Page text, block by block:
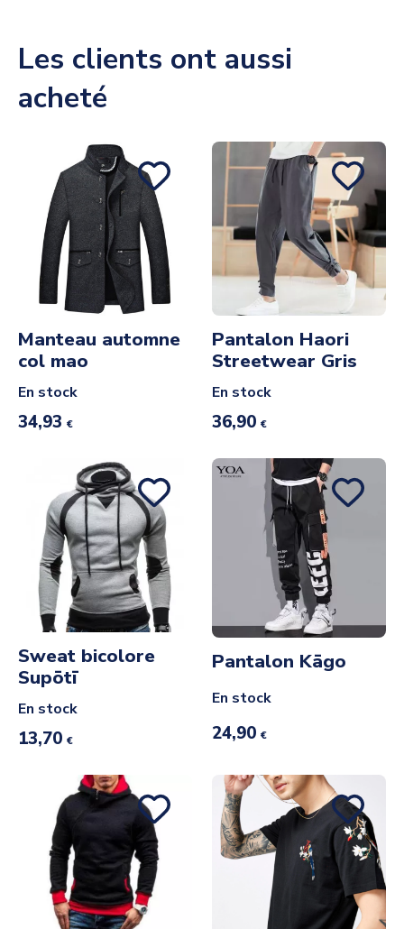
Les clients ont aussi
acheté
Manteau automne
col mao
En stock
34,93 €
Pantalon Haori
Streetwear Gris
En stock
36,90 €
Sweat bicolore
Supōtī
En stock
13,70 €
Pantalon Kāgo
En stock
24,90 €